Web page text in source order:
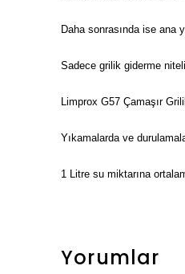
Daha sonrasında ise ana
Sadece grilik giderme
Limprox G57 Çamaşır
Yıkamalarda ve
1 Litre su miktarına
Yorumlar